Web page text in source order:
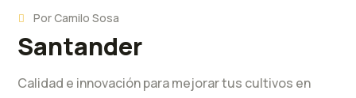
PorCamilo Sosa
Santander
Calidad e innovación para mejorar tus cultivos en